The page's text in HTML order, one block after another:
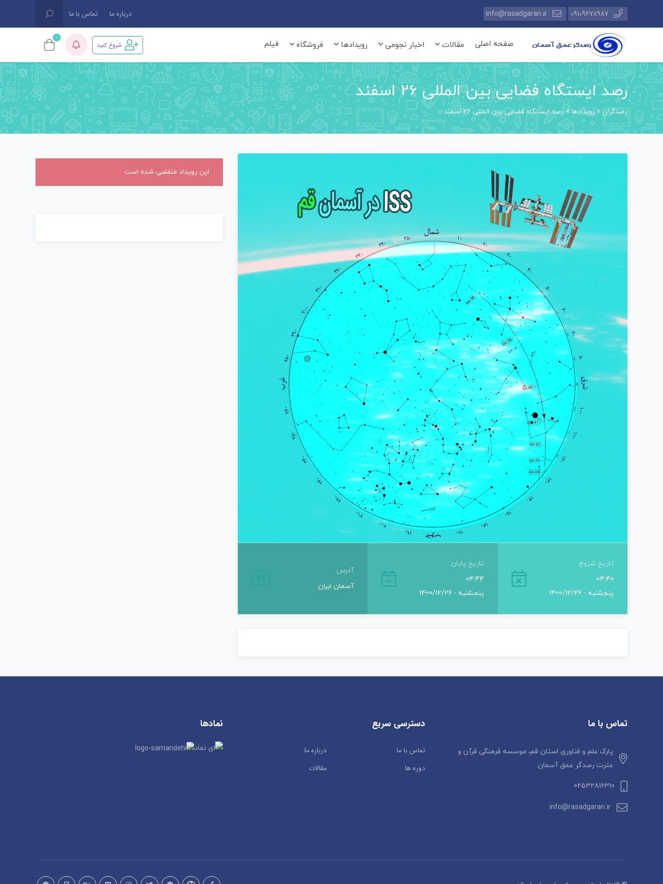
09109678987
info@rasadgaran.ir درباره ما تماس با ما
صفحه اصلی مقالات اخبار نجومی رویدادها فروشگاه فیلم شروع کنید
0
رصد ایستگاه فضایی بین المللی 26 اسفند
رصدگران >رویدادها>رصد ایستگاه فضایی بین المللی 26 اسفند
تاریخ شروع
04:40
پنجشنبه - 1400/12/26
تاریخ پایان
04:44
پنجشنبه - 1400/12/26
آدرس
آسمان ایران
این رویداد منقضی شده است
تماس با ما
پارک علم و فناوری استان قم، موسسه فرهنگی قرآن و
عترت رصدگر عمق آسمان
02532816310
info@rasadgaran.ir
دسترسی سریع
تماس با ما
درباره ما
دوره ها
مقالات
نمادها